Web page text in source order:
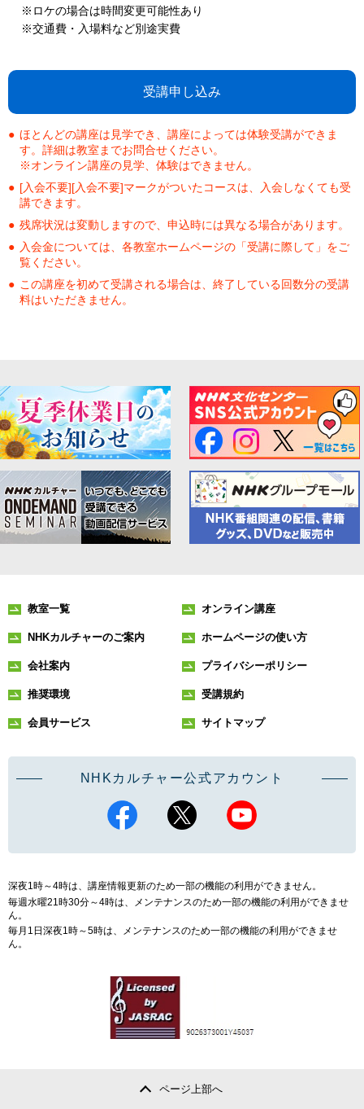
※ロケの場合は時間変更可能性あり
※交通費・入場料など別途実費
受講申し込み
ほとんどの講座は見学でき、講座によっては体験受講ができま
す。詳細は教室までお問合せください。
※オンライン講座の見学、体験はできません。
[入会不要][入会不要]マークがついたコースは、入会しなくても受
講できます。
残席状況は変動しますので、申込時には異なる場合があります。
入会金については、各教室ホームページの「受講に際して」をご
覧ください。
この講座を初めて受講される場合は、終了している回数分の受講
料はいただきません。
教室一覧 オンライン講座
NHKカルチャーのご案内 ホームページの使い方
会社案内 プライバシーポリシー
推奨環境 受講規約
会員サービス サイトマップ
NHKカルチャー公式アカウント
深夜1時～4時は、講座情報更新のため一部の機能の利用ができません。
毎週水曜21時30分～4時は、メンテナンスのため一部の機能の利用ができませ
ん。
毎月1日深夜1時～5時は、メンテナンスのため一部の機能の利用ができませ
ん。
ページ上部へ